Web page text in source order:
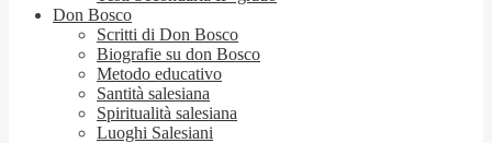
Don Bosco
Scritti di Don Bosco
Biografie su don Bosco
Metodo educativo
Santità salesiana
Spiritualità salesiana
Luoghi Salesiani